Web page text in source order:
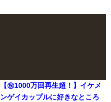
【㊗️1000万回再生超！】イケメ
ンゲイカップルに好きなところ